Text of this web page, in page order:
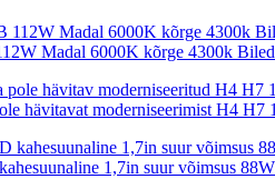
Madal 6000K kõrge 4300k
hävitavat moderniseerimist H4 H7
1,7in suur võimsus